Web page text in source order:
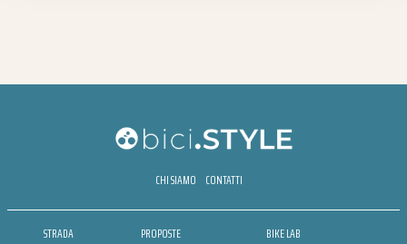
CHI SIAMO CONTATTI
STRADA
PROPOSTE
BIKE LAB